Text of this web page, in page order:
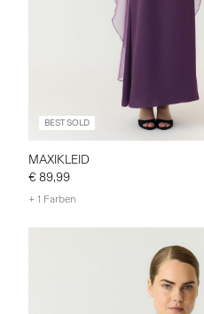
BEST SOLD
MAXIKLEID
€ 89,99
+ 1 Farben